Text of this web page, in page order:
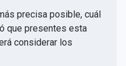
precisa posible, cuál
que presentes esta
considerar los